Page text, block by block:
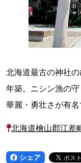
北海道最古の神社
年築。ニシン漁の
華麗・勇壮さが有名
北海道檜山郡江差
シェア